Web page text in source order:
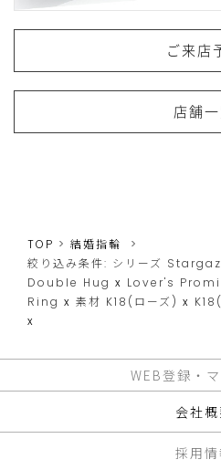
ご来店
店舗
TOP
結婚指輪
絞り込み条件: シリーズ
Double Hug x Lover's
Ring x 素材 K18(ローズ) x
x
WEB登録・
会社
採用情